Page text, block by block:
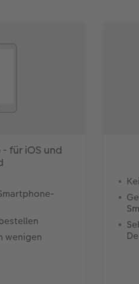
für iOS und
wenigen